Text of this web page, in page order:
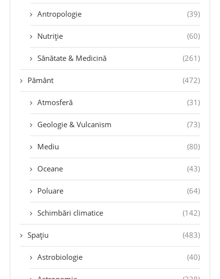
Antropologie (39)
Nutriție (60)
Sănătate & Medicină (261)
Pământ (472)
Atmosferă (31)
Geologie & Vulcanism (73)
Mediu (80)
Oceane (43)
Poluare (64)
Schimbări climatice (142)
Spațiu (483)
Astrobiologie (40)